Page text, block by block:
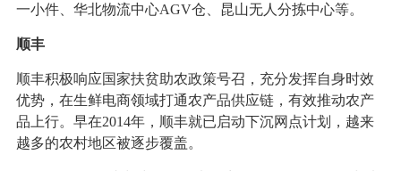
一小件、华北物流中心AGV仓、昆山无人分拣中心等。
顺丰
顺丰积极响应国家扶贫助农政策号召，充分发挥自身时效
优势，在生鲜电商领域打通农产品供应链，有效推动农产
品上行。早在2014年，顺丰就已启动下沉网点计划，越来
越多的农村地区被逐步覆盖。